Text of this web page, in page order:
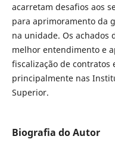
acarretam desafios aos
para aprimoramento da
na unidade. Os achados
melhor entendimento e
fiscalização de contratos
principalmente nas
Superior.
Biografia do Autor